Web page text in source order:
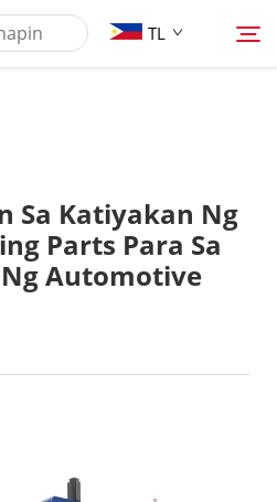
TL
Sa Katiyakan Ng
Parts Para Sa
Automotive